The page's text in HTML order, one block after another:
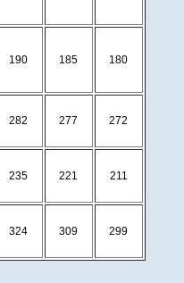
190 185 180
282 277 272
235 221 211
324 309 299